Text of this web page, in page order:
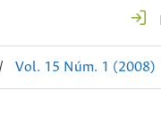
/ Vol. 15 Núm. 1 (2008)